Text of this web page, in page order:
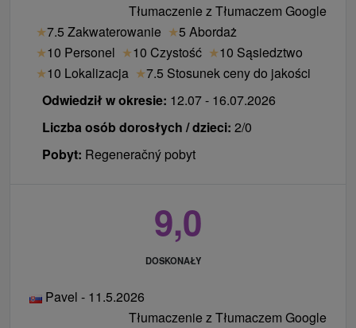
Tłumaczenie z Tłumaczem Google
★7.5 Zakwaterowanie ★5 Abordaż
★10 Personel ★10 Czystość ★10 Sąsiedztwo
★10 Lokalizacja ★7.5 Stosunek ceny do jakości
Odwiedził w okresie: 12.07 - 16.07.2026
Liczba osób dorosłych / dzieci: 2/0
Pobyt: Regeneračný pobyt
9,0
DOSKONAŁY
Pavel - 11.5.2026
Tłumaczenie z Tłumaczem Google